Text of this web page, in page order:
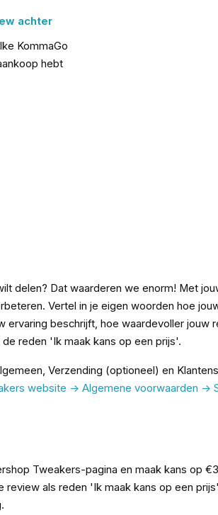
achter
KommaGo
hebt
delen? Dat waarderen we enorm! Met
Vertel in je eigen woorden hoe
beschrijft, hoe waardevoller jouw
reden 'Ik maak kans op een prijs'.
Verzending (optioneel) en
website -> Algemene voorwaarden ->
Tweakers-pagina en maak kans op
review als reden 'Ik maak kans op een